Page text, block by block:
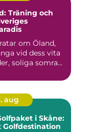
Träning och
om Öland,
vid dess vita
soliga somra...
aug
i Skåne:
Golfdestination